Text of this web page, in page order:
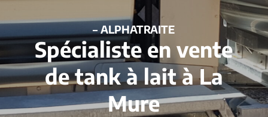
– ALPHATRAITE
Spécialiste en vente
de tank à lait à La
Mure